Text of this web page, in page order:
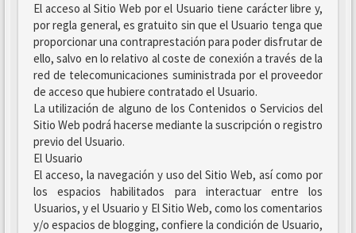
El acceso al Sitio Web por el Usuario tiene carácter libre y,
por regla general, es gratuito sin que el Usuario tenga que
proporcionar una contraprestación para poder disfrutar de
ello, salvo en lo relativo al coste de conexión a través de la
red de telecomunicaciones suministrada por el proveedor
de acceso que hubiere contratado el Usuario.
La utilización de alguno de los Contenidos o Servicios del
Sitio Web podrá hacerse mediante la suscripción o registro
previo del Usuario.
El Usuario
El acceso, la navegación y uso del Sitio Web, así como por
los espacios habilitados para interactuar entre los
Usuarios, y el Usuario y El Sitio Web, como los comentarios
y/o espacios de blogging, confiere la condición de Usuario,